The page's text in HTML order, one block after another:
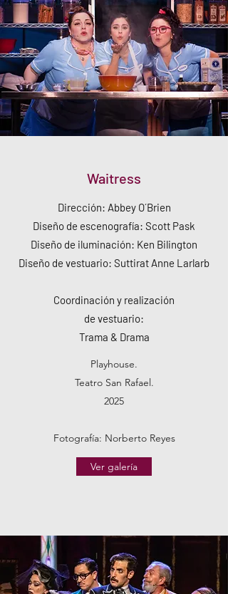
Waitress
Dirección: Abbey O´Brien
Diseño de escenografía: Scott Pask
Diseño de iluminación: Ken Bilington
Diseño de vestuario: Suttirat Anne Larlarb
Coordinación y realización
de vestuario:
Trama & Drama
Playhouse.
Teatro San Rafael.
2025
Fotografía: Norberto Reyes
Ver galería